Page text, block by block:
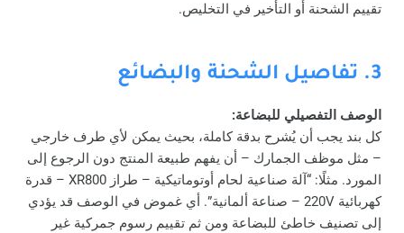
تقييم الشحنة أو التأخير في التخليص.
3. تفاصيل الشحنة والبضائع
الوصف التفصيلي للبضاعة:
كل بند يجب أن يُشرح بدقة كاملة، بحيث يمكن لأي طرف خارجي
– مثل موظف الجمارك – أن يفهم طبيعة المنتج دون الرجوع إلى
المورد. مثلًا: “آلة صناعية لحام أوتوماتيكية – طراز XR800 – قدرة
كهربائية 220V – صناعة ألمانية”. أي غموض في الوصف قد يؤدي
إلى تصنيف خاطئ للبضاعة ومن ثم تقييم رسوم جمركية غير